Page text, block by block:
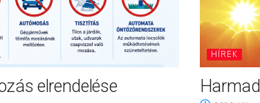
elrendelése
HÍREK